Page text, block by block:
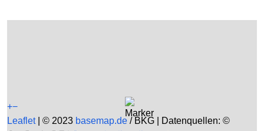
+−
Leaflet
© 2023 basemap.de / BKG | Datenquellen: ©